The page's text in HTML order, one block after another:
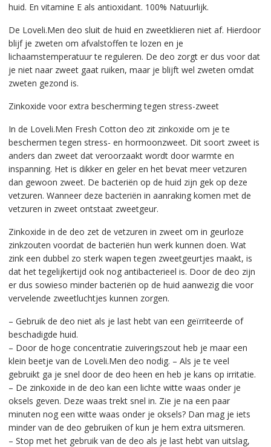
huid. En vitamine E als antioxidant. 100% Natuurlijk.
De Loveli.Men deo sluit de huid en zweetklieren niet af. Hierdoor
blijf je zweten om afvalstoffen te lozen en je
lichaamstemperatuur te reguleren. De deo zorgt er dus voor dat
je niet naar zweet gaat ruiken, maar je blijft wel zweten omdat
zweten gezond is.
Zinkoxide voor extra bescherming tegen stress-zweet
In de Loveli.Men Fresh Cotton deo zit zinkoxide om je te
beschermen tegen stress- en hormoonzweet. Dit soort zweet is
anders dan zweet dat veroorzaakt wordt door warmte en
inspanning. Het is dikker en geler en het bevat meer vetzuren
dan gewoon zweet. De bacteriën op de huid zijn gek op deze
vetzuren. Wanneer deze bacteriën in aanraking komen met de
vetzuren in zweet ontstaat zweetgeur.
Zinkoxide in de deo zet de vetzuren in zweet om in geurloze
zinkzouten voordat de bacteriën hun werk kunnen doen. Wat
zink een dubbel zo sterk wapen tegen zweetgeurtjes maakt, is
dat het tegelijkertijd ook nog antibacterieel is. Door de deo zijn
er dus sowieso minder bacteriën op de huid aanwezig die voor
vervelende zweetluchtjes kunnen zorgen.
– Gebruik de deo niet als je last hebt van een geïrriteerde of
beschadigde huid.
– Door de hoge concentratie zuiveringszout heb je maar een
klein beetje van de Loveli.Men deo nodig. – Als je te veel
gebruikt ga je snel door de deo heen en heb je kans op irritatie.
– De zinkoxide in de deo kan een lichte witte waas onder je
oksels geven. Deze waas trekt snel in. Zie je na een paar
minuten nog een witte waas onder je oksels? Dan mag je iets
minder van de deo gebruiken of kun je hem extra uitsmeren.
– Stop met het gebruik van de deo als je last hebt van uitslag,